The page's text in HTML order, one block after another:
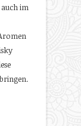
im